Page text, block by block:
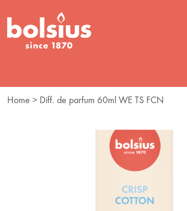
Home > Diff. de parfum 60ml WE TS FCN